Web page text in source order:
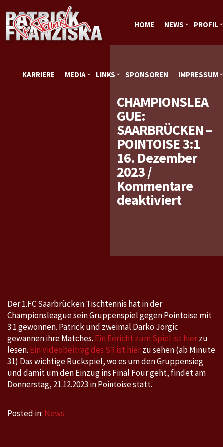
HOME NEWS PROFIL
KARRIERE MEDIA LINKS SPONSOREN IMPRESSUM
CHAMPIONSLEA
GUE:
SAARBRÜCKEN –
POINTOISE 3:1
16. Dezember
2023/
Kommentare
deaktiviertfür
Der 1.FC Saarbrücken Tischtennis hat in der
Championsleague sein Gruppenspiel gegen Pointoise mit
3:1 gewonnen. Patrick und zweimal Darko Jorgic
gewannen ihre Matches. Ein Bericht zum Spiel ist hierzu
lesen. Ein Videobeitrag des SR ist hierzu sehen (ab Minute
31) Das wichtige Rückspiel, wo es um den Gruppensieg
und damit um den Einzug ins Final Four geht, findet am
Donnerstag, 21.12.2023 in Pointoise statt.
Posted in: News